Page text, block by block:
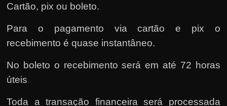
Cartão, pix ou boleto.
Para o pagamento via cartão e pix o
recebimento é quase instantâneo.
No boleto o recebimento será em até 72 horas
úteis.
Toda a transação financeira será processada